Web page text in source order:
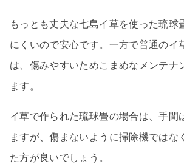
もっとも丈夫な七島イ草を使った琉球
にくいので安心です。一方で普通のイ
は、傷みやすいためこまめなメンテナ
ます。
イ草で作られた琉球畳の場合は、手間
ますが、傷まないように掃除機ではな
た方が良いでしょう。